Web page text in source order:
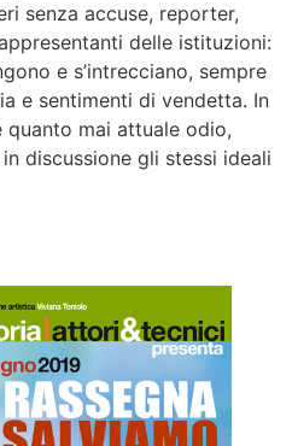
senza accuse, reporter,
delle istituzioni:
e s’intrecciano, sempre
e sentimenti di vendetta. In
quanto mai attuale odio,
discussione gli stessi ideali